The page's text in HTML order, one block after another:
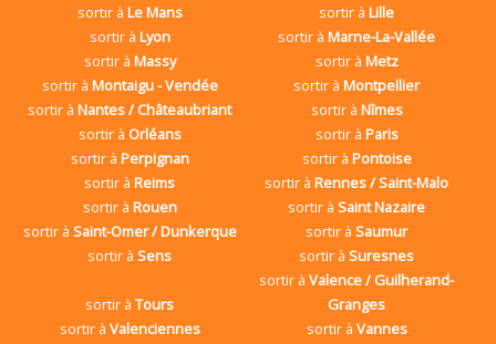
sortir à Le Mans sortir àLille
sortir à Lyon sortir àMarne-La-Vallée
sortir à Massy sortir à Metz
sortir à Montaigu - Vendée sortir àMontpellier
sortir àNantes / Châteaubriant sortir à Nîmes
sortir à Orléans sortir à Paris
sortir à Perpignan sortir à Pontoise
sortir àReims sortir àRennes / Saint-Malo
sortir à Rouen sortir àSaint Nazaire
sortir à Saint-Omer / Dunkerque sortir àSaumur
sortir àSens sortir àSuresnes
sortir àTours
sortir àValence / Guilherand-
Granges
sortir à Valenciennes sortir à Vannes